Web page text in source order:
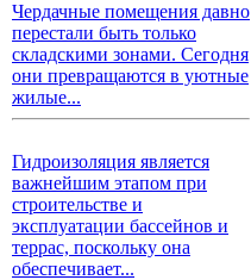
Чердачные помещения давно
перестали быть только
складскими зонами. Сегодня
они превращаются в уютные
жилые...
Гидроизоляция является
важнейшим этапом при
строительстве и
эксплуатации бассейнов и
террас, поскольку она
обеспечивает...